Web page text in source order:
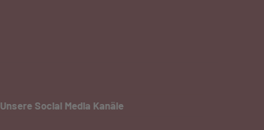
Unsere Social Media Kanäle